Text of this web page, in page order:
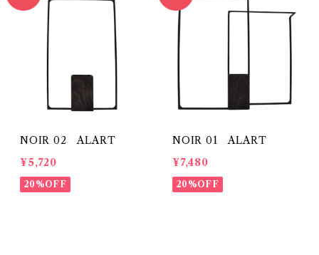
NOIR 02 ALART
¥5,720
20%OFF
NOIR 01 ALART
¥7,480
20%OFF